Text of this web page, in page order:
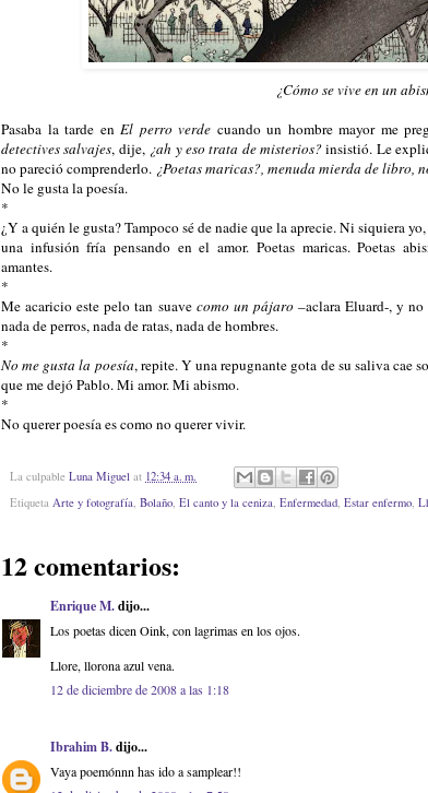
¿Cómo se vive en un
Pasaba la tarde en El perro verde cuando un hombre mayor me
detectives salvajes, dije, ¿ah y eso trata de misterios?insistió. Le
no pareció comprenderlo. ¿Poetas maricas?, menuda mierda de libro,
No le gusta la poesía.
*
¿Y a quién le gusta? Tampoco sé de nadie que la aprecie. Ni siquiera
una infusión fría pensando en el amor. Poetas maricas. Poetas
amantes.
*
Me acaricio este pelo tan suave como un pájaro –aclara Eluard-, y
nada de perros, nada de ratas, nada de hombres.
*
No me gusta la poesía, repite. Y una repugnante gota de su saliva cae
que me dejó Pablo. Mi amor. Mi abismo.
*
No querer poesía es como no querer vivir.
La culpable Luna Miguel at 12:34 a. m.
Etiqueta Arte y fotografía, Bolaño, El canto y la ceniza, Enfermedad, Estar enfermo,
12 comentarios:
Enrique M.dijo...
Los poetas dicen Oink, con lagrimas en los ojos.
Llore, llorona azul vena.
12 de diciembre de 2008 a las 1:18
Ibrahim B.dijo...
Vaya poemónnn has ido a samplear!!